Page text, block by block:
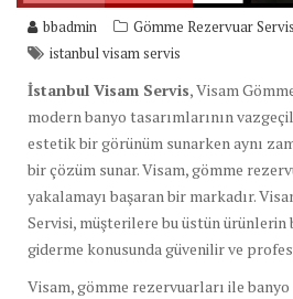
bbadmin Gömme Rezervuar Servis
istanbul visam servis
İstanbul Visam Servis, Visam
modern banyo tasarımlarının
estetik bir görünüm sunarken aynı
bir çözüm sunar. Visam, gömme
yakalamayı başaran bir markadır.
Servisi, müşterilere bu üstün ürünlerin
giderme konusunda güvenilir ve
Visam, gömme rezervuarları ile